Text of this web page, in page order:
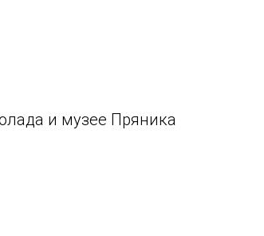
и музее Пряника